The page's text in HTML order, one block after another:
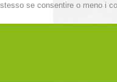
stesso se consentire o meno i